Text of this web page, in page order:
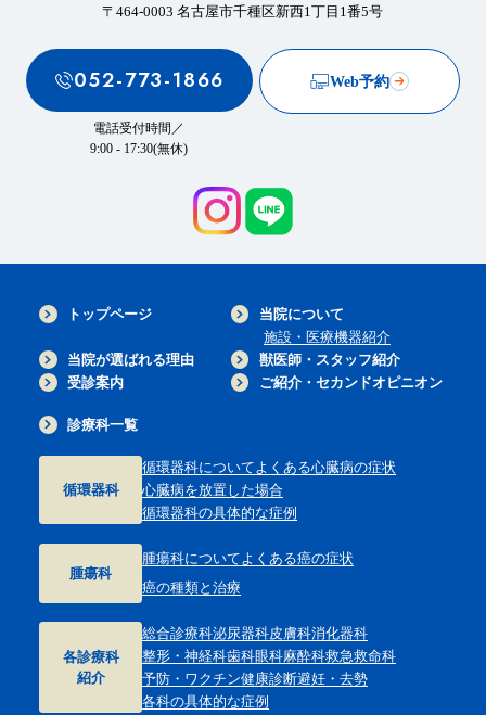
〒464-0003 名古屋市千種区新西1丁目1番5号
052-773-1866
電話受付時間／
9:00 - 17:30(無休)
Web予約
トップページ
当院について
施設・医療機器紹介
当院が選ばれる理由
獣医師・スタッフ紹介
受診案内
ご紹介・セカンドオピニオン
診療科一覧
循環器科
循環器科について よくある心臓病の症状
心臓病を放置した場合
循環器科の具体的な症例
腫瘍科
腫瘍科について よくある癌の症状
癌の種類と治療
各診療科
紹介
総合診療科泌尿器科皮膚科消化器科
整形・神経科歯科眼科麻酔科救急救命科
予防・ワクチン健康診断避妊・去勢
各科の具体的な症例